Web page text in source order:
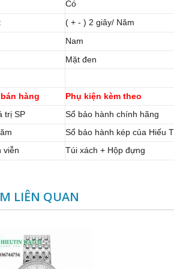
Có
( + - ) 2 giây/ Năm
Nam
Mặt đen
hàng
Phụ kiện kèm theo
trị SP
Sổ bảo hành chính hãng
Sổ bảo hành kép của Hiếu
viễn
Túi xách + Hộp đựng
LIÊN QUAN